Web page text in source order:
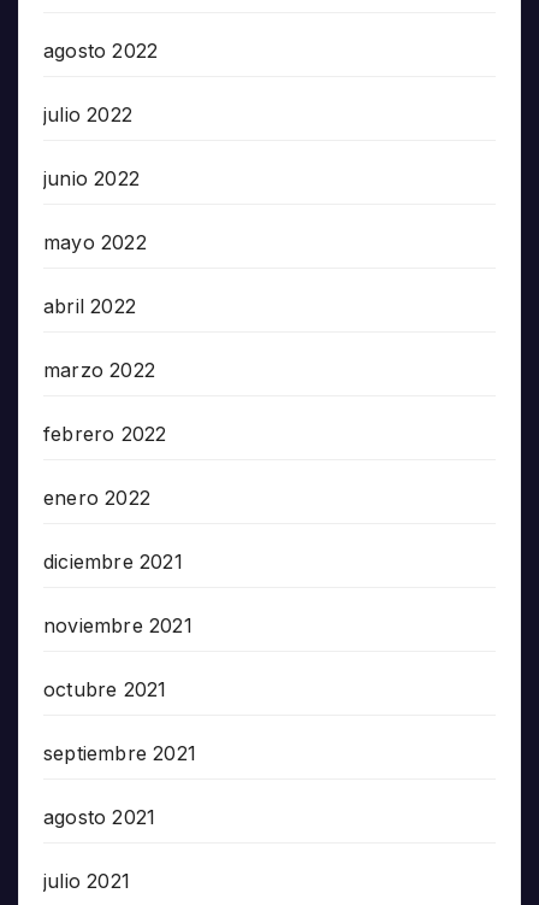
agosto 2022
julio 2022
junio 2022
mayo 2022
abril 2022
marzo 2022
febrero 2022
enero 2022
diciembre 2021
noviembre 2021
octubre 2021
septiembre 2021
agosto 2021
julio 2021